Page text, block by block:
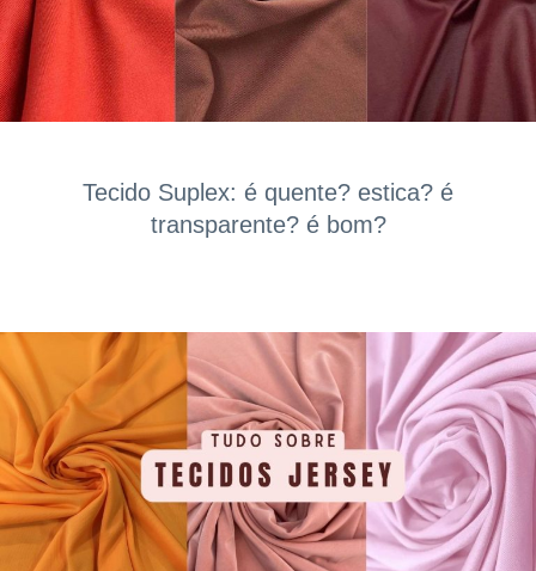
Tecido Suplex: é quente? estica? é
transparente? é bom?